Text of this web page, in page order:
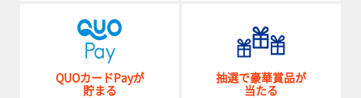
QUOカードPayが
貯まる
抽選で豪華賞品が
当たる